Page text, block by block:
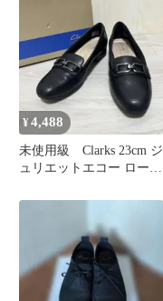
¥4,488
未使用級 Clarks 23cm ジ
ュリエットエコー ローフ